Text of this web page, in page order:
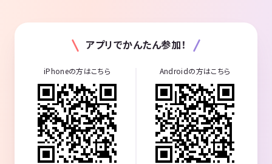
アプリでかんたん参加！
iPhoneの方はこちら Androidの方はこちら